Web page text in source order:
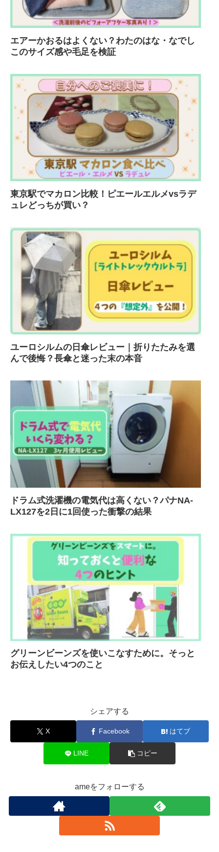
エアーかおるはよくない？わたのはな・なでし
このサイズ感や毛足を検証
東京駅でマカロン比較！ピエールエルメvsラデ
ュレどっちが買い？
ユーロシルムの日傘レビュー｜折りたたみを選
んで後悔？長傘と迷った末の本音
ドラム式洗濯機の電気代は高くない？パナNA-
LX127を2日に1回使った衝撃の結果
グリーンビーンズを使いこなすために。そっと
お伝えしたい4つのこと
シェアする
X Facebook はてブ
LINE コピー
ameをフォローする